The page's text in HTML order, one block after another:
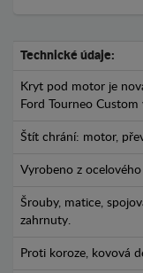
Technické údaje:
Kryt pod motor je
Ford Tourneo
Štít chrání: motor,
Vyrobeno z
Šrouby, matice,
zahrnuty.
Proti koroze, kovová